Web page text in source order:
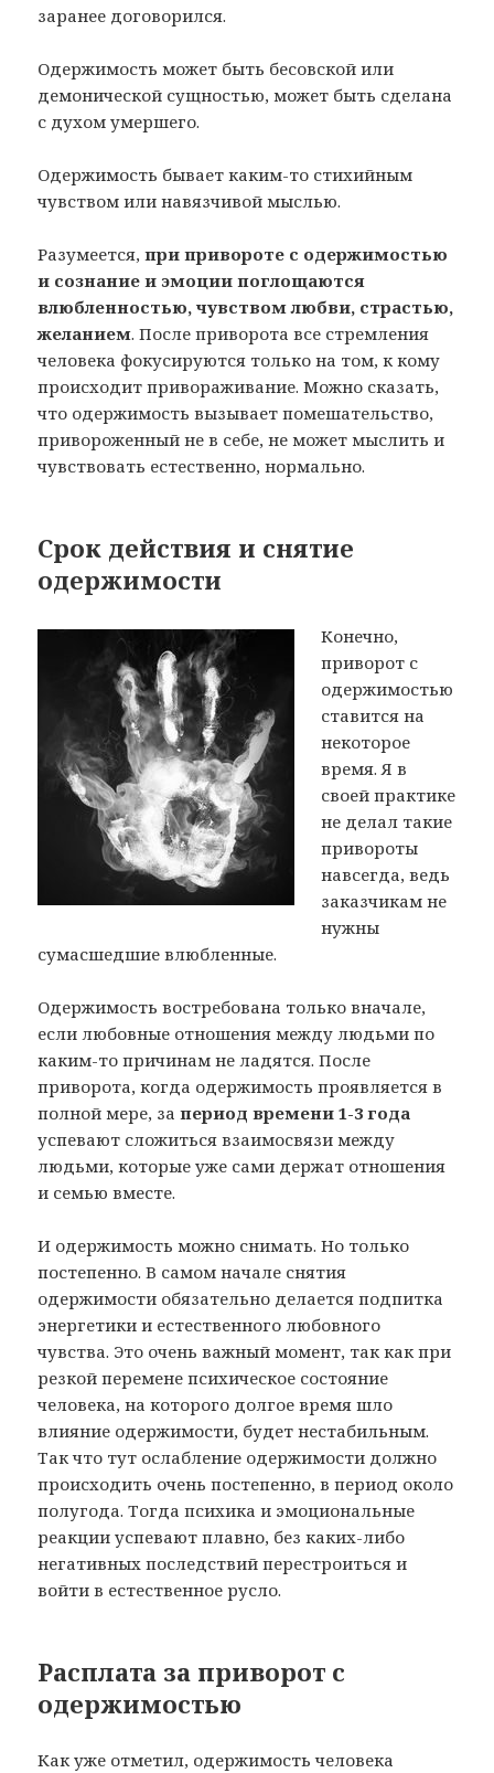
заранее договорился.
Одержимость может быть бесовской или
демонической сущностью, может быть сделана
с духом умершего.
Одержимость бывает каким-то стихийным
чувством или навязчивой мыслью.
Разумеется,при привороте с одержимостью
и сознание и эмоции поглощаются
влюбленностью, чувством любви, страстью,
желанием. После приворота все стремления
человека фокусируются только на том, к кому
происходит привораживание. Можно сказать,
что одержимость вызывает помешательство,
привороженный не в себе, не может мыслить и
чувствовать естественно, нормально.
Срок действия и снятие
одержимости
Конечно,
приворот с
одержимостью
ставится на
некоторое
время. Я в
своей практике
не делал такие
привороты
навсегда, ведь
заказчикам не
нужны
сумасшедшие влюбленные.
Одержимость востребована только вначале,
если любовные отношения между людьми по
каким-то причинам не ладятся. После
приворота, когда одержимость проявляется в
полной мере, запериод времени 1-3 года
успевают сложиться взаимосвязи между
людьми, которые уже сами держат отношения
и семью вместе.
И одержимость можно снимать. Но только
постепенно. В самом начале снятия
одержимости обязательно делается подпитка
энергетики и естественного любовного
чувства. Это очень важный момент, так как при
резкой перемене психическое состояние
человека, на которого долгое время шло
влияние одержимости, будет нестабильным.
Так что тут ослабление одержимости должно
происходить очень постепенно, в период около
полугода. Тогда психика и эмоциональные
реакции успевают плавно, без каких-либо
негативных последствий перестроиться и
войти в естественное русло.
Расплата за приворот с
одержимостью
Как уже отметил, одержимость человека